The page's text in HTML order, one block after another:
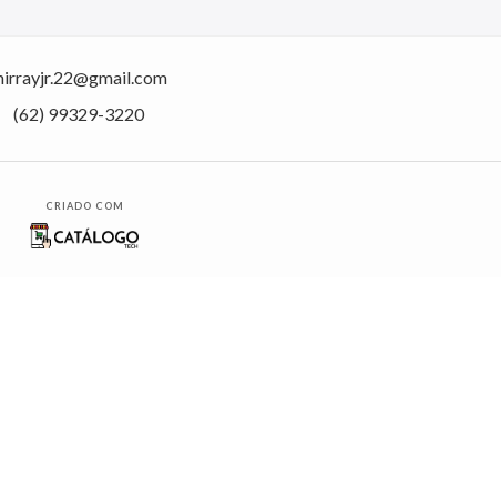
(62) 99329-3220
CRIADO COM